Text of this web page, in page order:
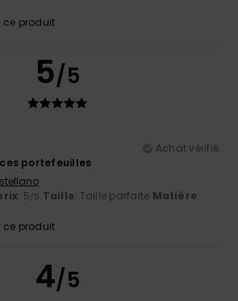
ce produit
5/5
Achat vérifié
portefeuilles
: 5/5 Taille: Taille parfaite Matière:
ce produit
4/5